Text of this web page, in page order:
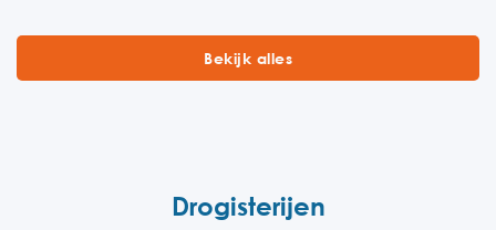
Bekijk alles
Drogisterijen